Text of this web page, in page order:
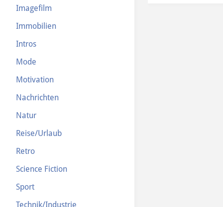
Imagefilm
Immobilien
Intros
Mode
Motivation
Nachrichten
Natur
Reise/Urlaub
Retro
Science Fiction
Sport
Technik/Industrie